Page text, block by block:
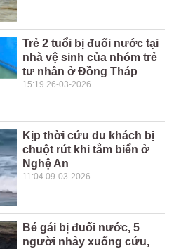
Trẻ 2 tuổi bị đuối nước tại
nhà vệ sinh của nhóm trẻ
tư nhân ở Đồng Tháp
15:19 26-03-2026
Kịp thời cứu du khách bị
chuột rút khi tắm biển ở
Nghệ An
11:04 09-03-2026
Bé gái bị đuối nước, 5
người nhảy xuống cứu,